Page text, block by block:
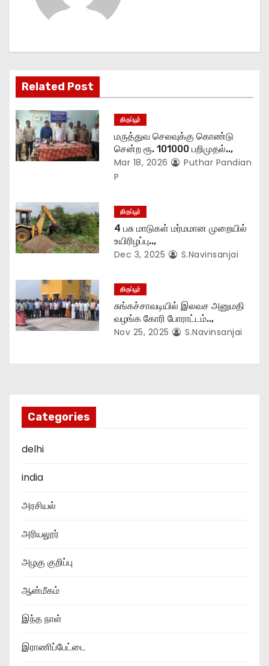
a
t
i
o
Related Post
திருப்பூர்
மருத்துவ செலவுக்கு கொண்டு
சென்ற ரூ. 101000 பறிமுதல்..,
Mar 18, 2026
Puthar Pandian
P
திருப்பூர்
4 பசு மாடுகள் மர்மமான முறையில்
உயிரிழப்பு..,
Dec 3, 2025 S.Navinsanjai
திருப்பூர்
சுங்கச்சாவடியில் இலவச அனுமதி
வழங்க கோரி போராட்டம்..,
Nov 25, 2025 S.Navinsanjai
Categories
delhi
india
அரசியல்
அரியலூர்
அழகு குறிப்பு
ஆன்மீகம்
இந்த நாள்
இராணிப்பேட்டை